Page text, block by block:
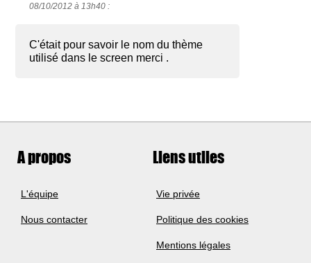
08/10/2012 à 13h40 :
C'était pour savoir le nom du thème
utilisé dans le screen merci .
A propos
L'équipe
Nous contacter
Liens utiles
Vie privée
Politique des cookies
Mentions légales